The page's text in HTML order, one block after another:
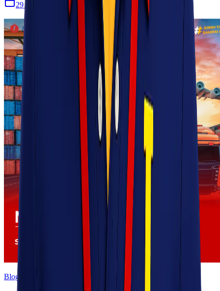
29 Jul 2026
Blog